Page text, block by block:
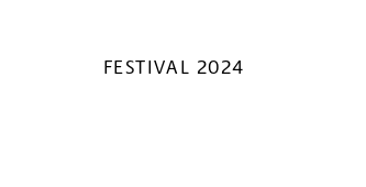
FESTIVAL 2024
Wean